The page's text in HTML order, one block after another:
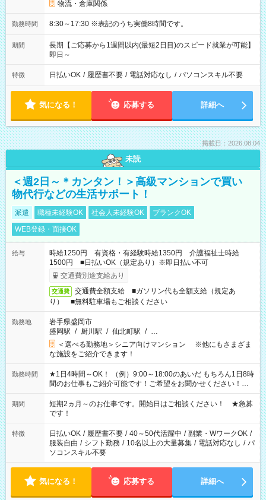
物流・倉庫関係
勤務時間 8:30～17:30 ※表記のうち実働8時間です。
期間
長期【ご応募から1週間以内(最短2日目)のスピード就業が可能】
即日～
特徴 日払いOK / 履歴書不要 / 電話対応なし / パソコンスキル不要
気になる！ 応募する 詳細へ
掲載日：2026.08.04
未読
＜週2日～＊カンタン！＞高級マンションで買い
物代行などの生活サポート！
派遣 職種未経験OK 社会人未経験OK
ブランクOK
WEB登録・面接OK
給与
時給1250円 有資格・有経験時給1350円 介護福祉士時給
1500円 ■日払いOK（規定あり）※即日払い不可
交通費別途支給あり
交通費
交通費全額支給 ■ガソリン代も全額支給（規定あ
り） ■無料駐車場もご相談ください
勤務地
岩手県盛岡市
盛岡駅 / 厨川駅 / 仙北町駅 / …
＜選べる勤務地＞シニア向けマンション ※他にもさまざま
な施設をご紹介できます！
勤務時間
★1日4時間～OK！ （例）9:00～18:00のあいだ もちろん1日8時
間のお仕事もご紹介可能です！ご希望をお聞かせください！★
家庭の都合でお休みが必要な場合も遠慮なくご相談ください。
※週最低15時間以上の勤務が必要です
期間
短期2ヵ月～のお仕事です。開始日はご相談ください！ ★急募
です！
特徴 日払いOK / 履歴書不要 / 40～50代活躍中 / 副業・WワークOK /
服装自由 / シフト勤務 / 10名以上の大量募集 / 電話対応なし / パ
ソコンスキル不要
気になる！ 応募する 詳細へ